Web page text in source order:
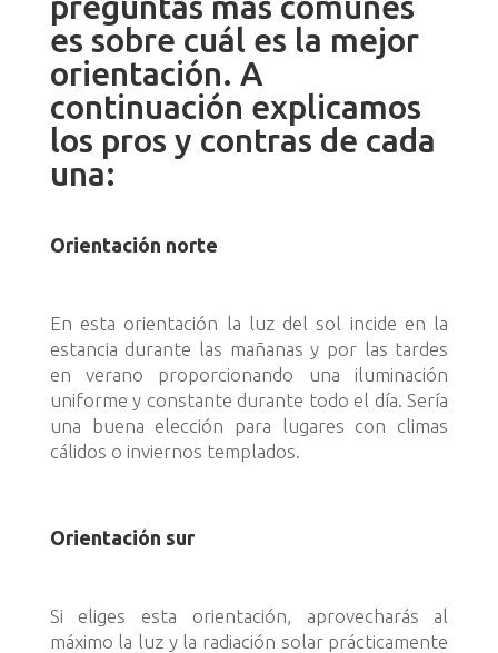
es sobre cuál es la mejor
orientación. A
continuación explicamos
los pros y contras de cada
una:
Orientación norte
En esta orientación la luz del sol incide en la
estancia durante las mañanas y por las tardes
en verano proporcionando una iluminación
uniforme y constante durante todo el día. Sería
una buena elección para lugares con climas
cálidos o inviernos templados.
Orientación sur
Si eliges esta orientación, aprovecharás al
máximo la luz y la radiación solar prácticamente